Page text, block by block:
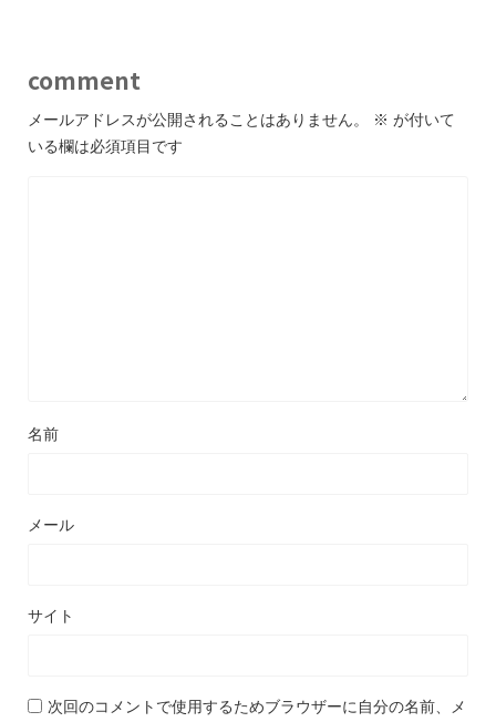
comment
メールアドレスが公開されることはありません。 ※ が付いて
いる欄は必須項目です
名前
メール
サイト
次回のコメントで使用するためブラウザーに自分の名前、メ